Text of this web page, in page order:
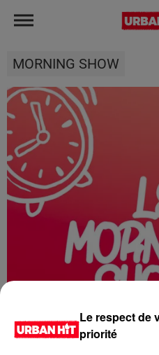
MORNING SHOW
Le respect de
priorité